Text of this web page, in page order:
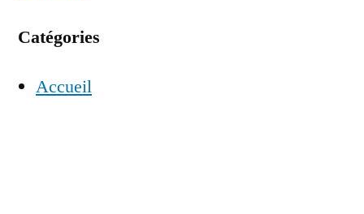
Catégories
Accueil